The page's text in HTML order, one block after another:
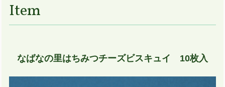
Item
なばなの里はちみつチーズビスキュイ 10枚入